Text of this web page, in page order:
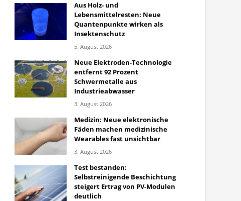
Aus Holz- und
Lebensmittelresten: Neue
Quantenpunkte wirken als
Insektenschutz
5. August 2026
Neue Elektroden-Technologie
entfernt 92 Prozent
Schwermetalle aus
Industrieabwasser
3. August 2026
Medizin: Neue elektronische
Fäden machen medizinische
Wearables fast unsichtbar
3. August 2026
Test bestanden:
Selbstreinigende Beschichtung
steigert Ertrag von PV-Modulen
deutlich